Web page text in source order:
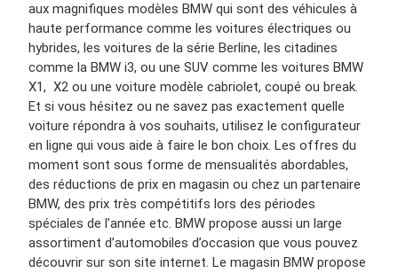
aux magnifiques modèles BMW qui sont des véhicules à
haute performance comme les voitures électriques ou
hybrides, les voitures de la série Berline, les citadines
comme la BMW i3, ou une SUV comme les voitures BMW
X1, X2 ou une voiture modèle cabriolet, coupé ou break.
Et si vous hésitez ou ne savez pas exactement quelle
voiture répondra à vos souhaits, utilisez le configurateur
en ligne qui vous aide à faire le bon choix. Les offres du
moment sont sous forme de mensualités abordables,
des réductions de prix en magasin ou chez un partenaire
BMW, des prix très compétitifs lors des périodes
spéciales de l’année etc. BMW propose aussi un large
assortiment d’automobiles d’occasion que vous pouvez
découvrir sur son site internet. Le magasin BMW propose